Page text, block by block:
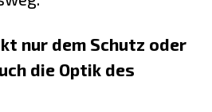
nur dem Schutz oder
die Optik des